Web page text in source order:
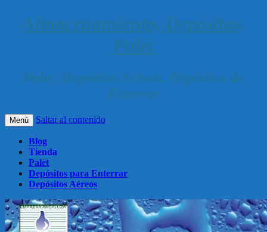
Almacenamiento, Depósitos,
Palet
Palet, Depósitos Aéreos, Depósitos de
Enterrar
Menú Saltar al contenido
Blog
Tienda
Palet
Depósitos para Enterrar
Depósitos Aéreos